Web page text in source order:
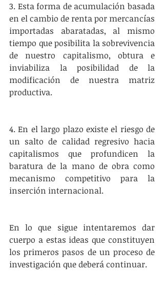
3. Esta forma de acumulación basada
en el cambio de renta por mercancías
importadas abaratadas, al mismo
tiempo que posibilita la sobrevivencia
de nuestro capitalismo, obtura e
inviabiliza la posibilidad de la
modificación de nuestra matriz
productiva.
4. En el largo plazo existe el riesgo de
un salto de calidad regresivo hacia
capitalismos que profundicen la
baratura de la mano de obra como
mecanismo competitivo para la
inserción internacional.
En lo que sigue intentaremos dar
cuerpo a estas ideas que constituyen
los primeros pasos de un proceso de
investigación que deberá continuar.